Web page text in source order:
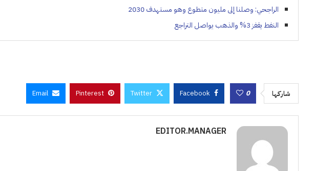
الراجحي: وصلنا إلى مليون متطوع وهو مستهدف 2030
النفط يقفز 3% والذهب يواصل التراجع
شاركها 0
Facebook
Twitter
Pinterest
Email
EDITOR.MANAGER